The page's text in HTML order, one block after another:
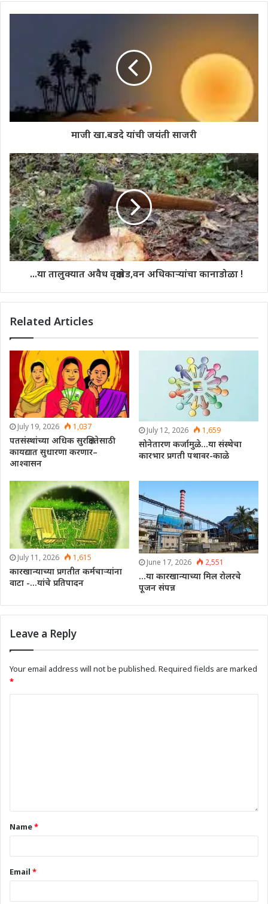
माजी खा.बडदे यांची जयंती साजरी
...या तालुक्यात अवैध वृक्षतोड,वन अधिकाऱ्यांचा कानाडोळा !
Related Articles
July 19, 2026 1,037
पतसंस्थांच्या अधिक सुरक्षिततेसाठी
कायद्यात सुधारणा करणार–
आश्वासन
July 12, 2026 1,659
सोनेतारण कर्जामुळे…या संस्थेचा
कारभार प्रगती पथावर-काळे
July 11, 2026 1,615
कारखान्याच्या प्रगतीत कर्मचाऱ्यांना
वाटा -…यांचे प्रतिपादन
June 17, 2026 2,551
…या कारखान्याच्या मिल रोलरचे
पूजन संपन्न
Leave a Reply
Your email address will not be published. Required fields are marked
*
Name*
Email *